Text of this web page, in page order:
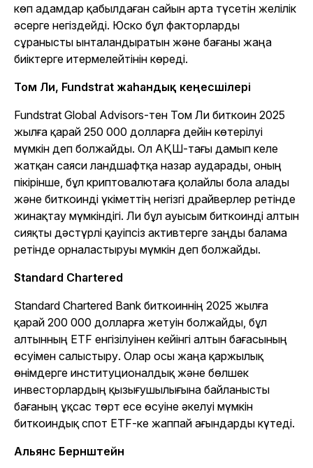
көп адамдар қабылдаған сайын арта түсетін желілік
әсерге негіздейді. Юско бұл факторларды
сұранысты ынталандыратын және бағаны жаңа
биіктерге итермелейтінін көреді.
Том Ли, Fundstrat жаһандық кеңесшілері
Fundstrat Global Advisors-тен Том Ли биткоин 2025
жылға қарай 250 000 долларға дейін көтерілуі
мүмкін деп болжайды. Ол АҚШ-тағы дамып келе
жатқан саяси ландшафтқа назар аударады, оның
пікірінше, бұл криптовалютаға қолайлы бола алады
және биткоинді үкіметтің негізгі драйверлер ретінде
жинақтау мүмкіндігі. Ли бұл ауысым биткоинді алтын
сияқты дәстүрлі қауіпсіз активтерге заңды балама
ретінде орналастыруы мүмкін деп болжайды.
Standard Chartered
Standard Chartered Bank биткоиннің 2025 жылға
қарай 200 000 долларға жетуін болжайды, бұл
алтынның ETF енгізілуінен кейінгі алтын бағасының
өсуімен салыстыру. Олар осы жаңа қаржылық
өнімдерге институционалдық және бөлшек
инвесторлардың қызығушылығына байланысты
бағаның ұқсас төрт есе өсуіне әкелуі мүмкін
биткоиндық спот ETF-ке жаппай ағындарды күтеді.
Альянс Бернштейн